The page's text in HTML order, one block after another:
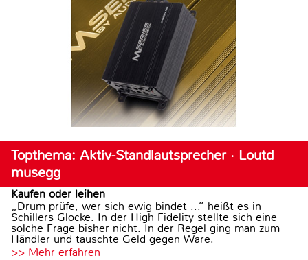
Topthema: Aktiv-Standlautsprecher · Loutd
musegg
Kaufen oder leihen
„Drum prüfe, wer sich ewig bindet ...“ heißt es in
Schillers Glocke. In der High Fidelity stellte sich eine
solche Frage bisher nicht. In der Regel ging man zum
Händler und tauschte Geld gegen Ware.
>> Mehr erfahren